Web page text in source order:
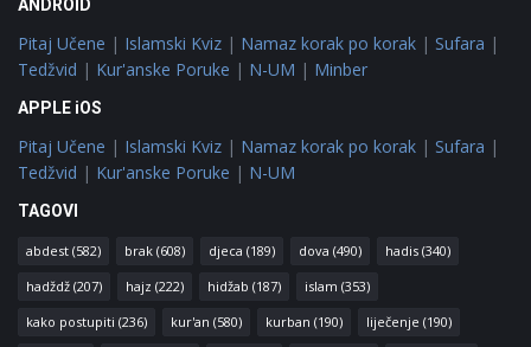
ANDROID
Pitaj Učene | Islamski Kviz | Namaz korak po korak | Sufara |
Tedžvid | Kur'anske Poruke | N-UM | Minber
APPLE iOS
Pitaj Učene | Islamski Kviz | Namaz korak po korak | Sufara |
Tedžvid | Kur'anske Poruke | N-UM
TAGOVI
abdest (582) brak (608) djeca (189) dova (490) hadis (340)
hadždž (207) hajz (222) hidžab (187) islam (353)
kako postupiti (236) kur'an (580) kurban (190) liječenje (190)